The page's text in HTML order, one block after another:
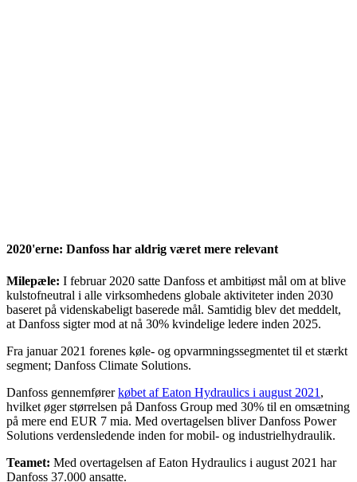
2020'erne: Danfoss har aldrig været mere relevant
Milepæle: I februar 2020 satte Danfoss et ambitiøst mål om at blive
kulstofneutral i alle virksomhedens globale aktiviteter inden 2030
baseret på videnskabeligt baserede mål. Samtidig blev det meddelt,
at Danfoss sigter mod at nå 30% kvindelige ledere inden 2025.
Fra januar 2021 forenes køle- og opvarmningssegmentet til et stærkt
segment; Danfoss Climate Solutions.
Danfoss gennemførerkøbet af Eaton Hydraulics i august 2021 ,
hvilket øger størrelsen på Danfoss Group med 30% til en omsætning
på mere end EUR 7 mia. Med overtagelsen bliver Danfoss Power
Solutions verdensledende inden for mobil- og industrielhydraulik.
Teamet: Med overtagelsen af Eaton Hydraulics i august 2021 har
Danfoss 37.000 ansatte.